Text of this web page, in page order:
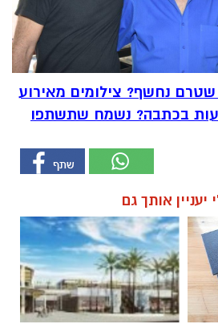
נחשף? צילומים מאירוע
בכתבה? נשמח שתשתפו
יעניין אותך גם